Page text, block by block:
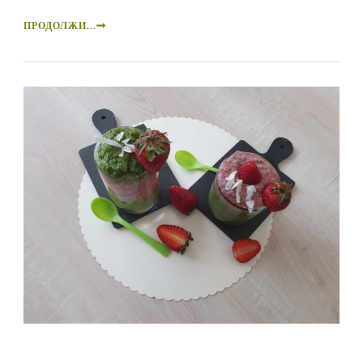
ПРОДОЛЖИ...